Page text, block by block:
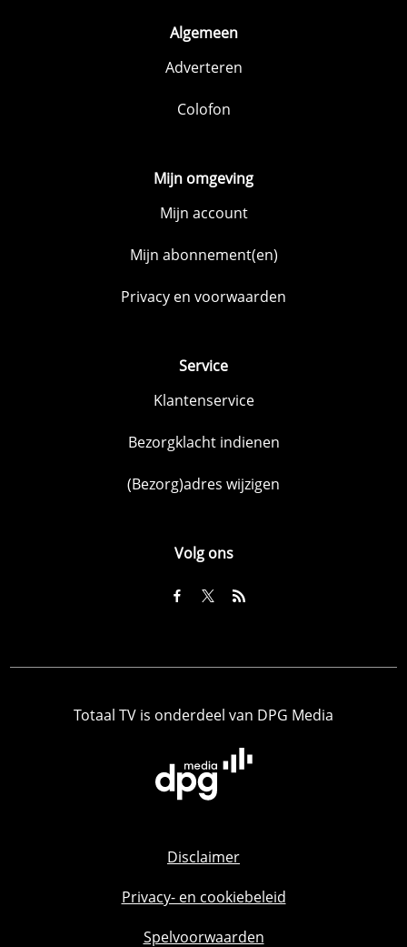
Algemeen
Adverteren
Colofon
Mijn omgeving
Mijn account
Mijn abonnement(en)
Privacy en voorwaarden
Service
Klantenservice
Bezorgklacht indienen
(Bezorg)adres wijzigen
Volg ons
Totaal TV is onderdeel van DPG Media
Disclaimer
Privacy- en cookiebeleid
Spelvoorwaarden